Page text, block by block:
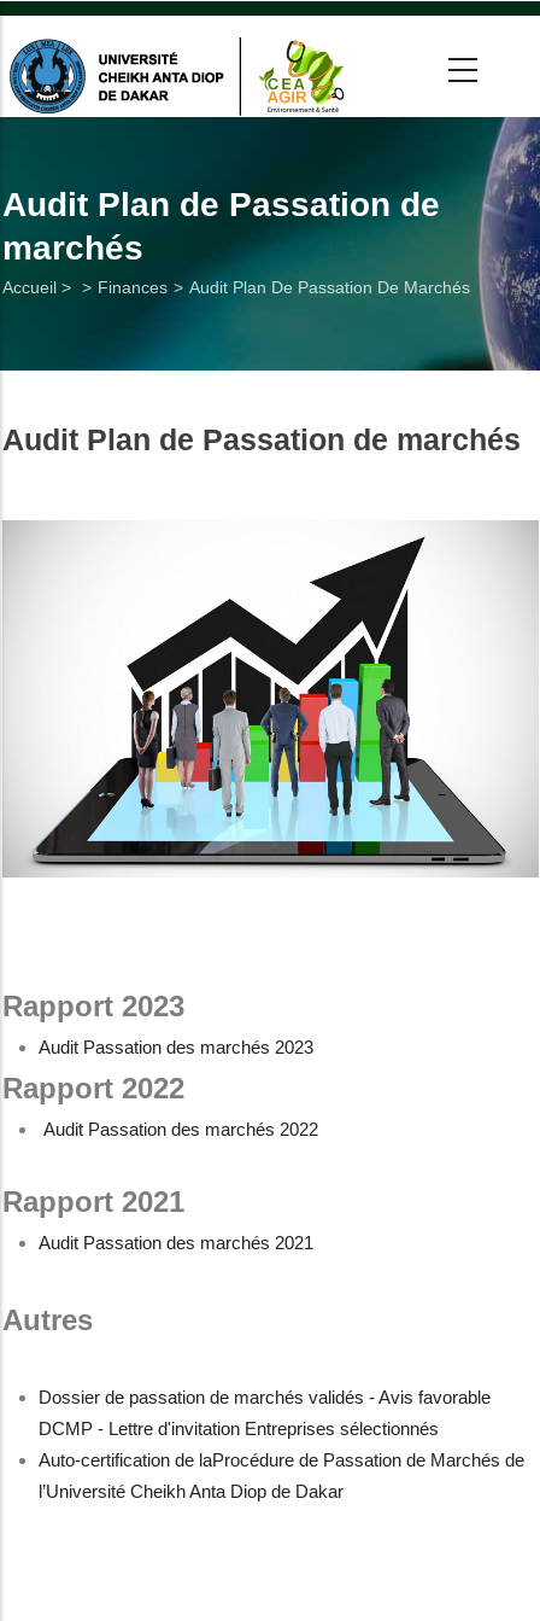
Aller
contenu
principal
Audit Plan de Passation de
marchés
Fil
Accueil > Finances Audit Plan De Passation De Marchés
Audit Plan de Passation de marchés
Rapport 2023
Audit Passation des marchés 2023
Rapport 2022
Audit Passation des marchés 2022
Rapport 2021
Audit Passation des marchés 2021
Autres
Dossier de passation de marchés validés - Avis favorable
DCMP - Lettre d'invitation Entreprises sélectionnés
Auto-certification de laProcédure de Passation de Marchés de
l’Université Cheikh Anta Diop de Dakar